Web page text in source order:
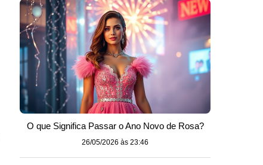
O que Significa Passar o Ano Novo de Rosa?
26/05/2026 às 23:46